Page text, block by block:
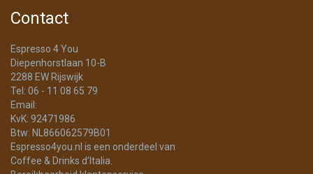
Contact
Espresso 4 You
Diepenhorstlaan 10-B
2288 EW Rijswijk
Tel: 06 - 11 08 65 79
Email:
KvK: 92471986
Btw: NL866062579B01
Espresso4you.nl is een onderdeel van
Coffee & Drinks d’Italia.